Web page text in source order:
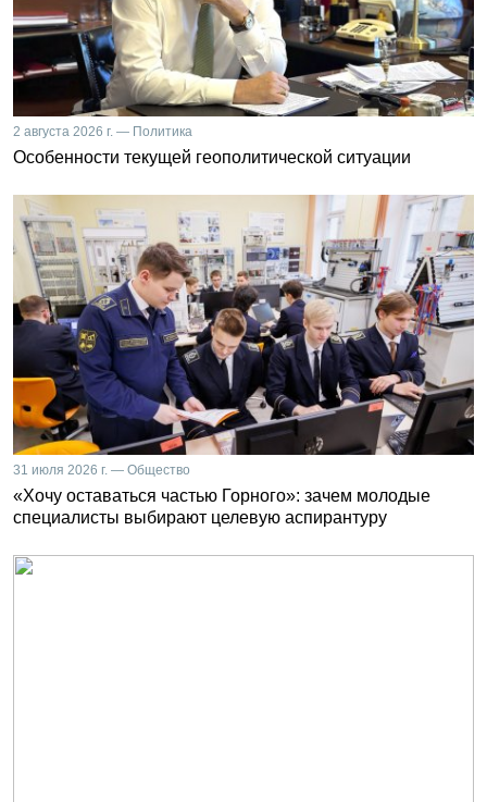
2 августа 2026 г. — Политика
Особенности текущей геополитической ситуации
31 июля 2026 г. — Общество
«Хочу оставаться частью Горного»: зачем молодые
специалисты выбирают целевую аспирантуру